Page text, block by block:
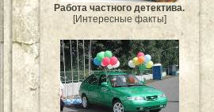
Работа частного детектива.
[Интересные факты]